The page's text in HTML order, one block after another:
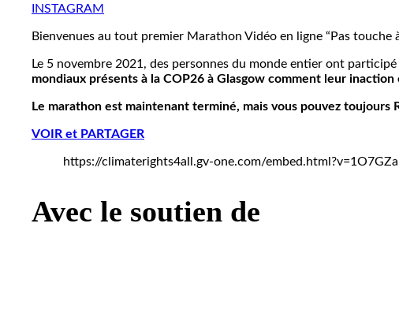
INSTAGRAM
Bienvenues au tout premier Marathon Vidéo en ligne “Pas touche
Le 5 novembre 2021, des personnes du monde entier ont
mondiaux présents à la COP26 à Glasgow comment leur
Le marathon est maintenant terminé, mais vous pouvez toujours
VOIR et PARTAGER
https://climaterights4all.gv-one.com/
Avec le soutien de